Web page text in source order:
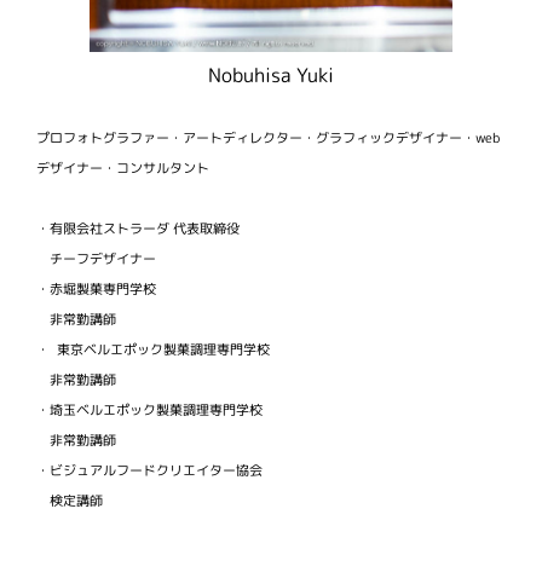
Nobuhisa Yuki
プロフォトグラファー・アートディレクター・グラフィックデザイナー・web
デザイナー・コンサルタント
・有限会社ストラーダ 代表取締役
チーフデザイナー
・赤堀製菓専門学校
非常勤講師
・ 東京ベルエポック製菓調理専門学校
非常勤講師
・埼玉ベルエポック製菓調理専門学校
非常勤講師
・ビジュアルフードクリエイター協会
検定講師